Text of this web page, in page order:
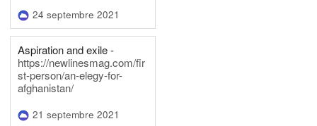
24 septembre 2021
Aspiration and exile -
https://newlinesmag.com/fir
st-person/an-elegy-for-
afghanistan/
21 septembre 2021